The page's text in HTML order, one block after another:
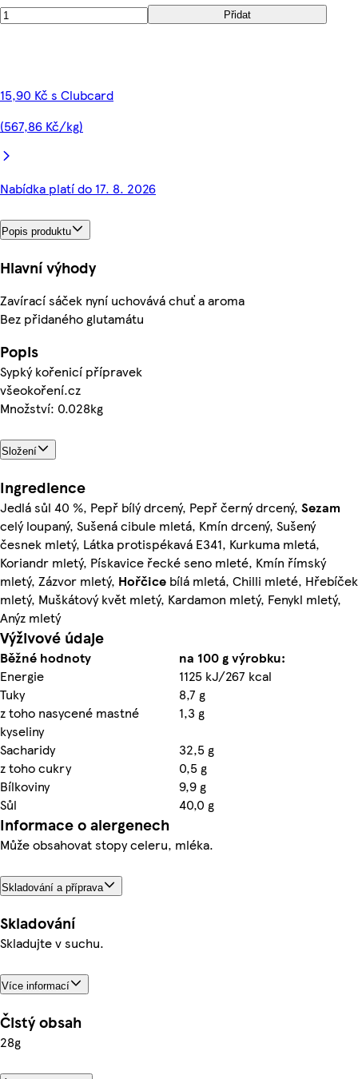
Přidat
15,90 Kč s Clubcard
(567,86 Kč/kg)
Nabídka platí do 17. 8. 2026
Popis produktu
Hlavní výhody
Zavírací sáček nyní uchovává chuť a aroma
Bez přidaného glutamátu
Popis
Sypký kořenicí přípravek
všeokoření.cz
Množství: 0.028kg
Složení
Ingredience
Jedlá sůl 40 %, Pepř bílý drcený, Pepř černý drcený, Sezam
celý loupaný, Sušená cibule mletá, Kmín drcený, Sušený
česnek mletý, Látka protispékavá E341, Kurkuma mletá,
Koriandr mletý, Pískavice řecké seno mleté, Kmín římský
mletý, Zázvor mletý, Hořčice bílá mletá, Chilli mleté, Hřebíček
mletý, Muškátový květ mletý, Kardamon mletý, Fenykl mletý,
Anýz mletý
Výživové údaje
Běžné hodnoty
na 100 g výrobku:
Energie
1125 kJ/267 kcal
Tuky
8,7 g
z toho nasycené mastné
kyseliny
1,3 g
Sacharidy
32,5 g
z toho cukry
0,5 g
Bílkoviny
9,9 g
Sůl
40,0 g
Informace o alergenech
Může obsahovat stopy celeru, mléka.
Skladování a příprava
Skladování
Skladujte v suchu.
Více informací
Čistý obsah
28g